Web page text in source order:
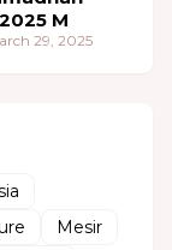
M
29, 2025
Mesir